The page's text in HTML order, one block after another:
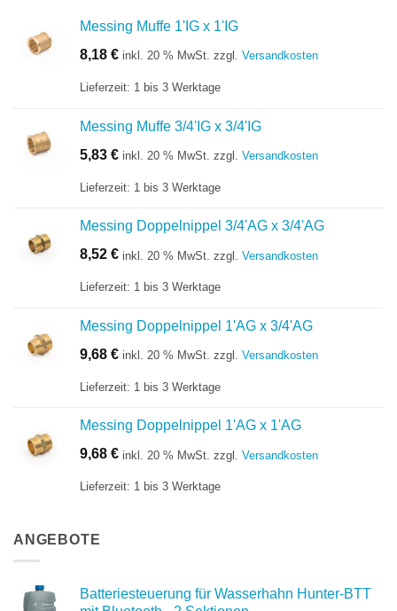
Messing Muffe 1'IG x 1'IG
8,18 € inkl. 20 % MwSt. zzgl. Versandkosten
Lieferzeit: 1 bis 3 Werktage
Messing Muffe 3/4'IG x 3/4'IG
5,83 € inkl. 20 % MwSt. zzgl. Versandkosten
Lieferzeit: 1 bis 3 Werktage
Messing Doppelnippel 3/4'AG x 3/4'AG
8,52 € inkl. 20 % MwSt. zzgl. Versandkosten
Lieferzeit: 1 bis 3 Werktage
Messing Doppelnippel 1'AG x 3/4'AG
9,68 € inkl. 20 % MwSt. zzgl. Versandkosten
Lieferzeit: 1 bis 3 Werktage
Messing Doppelnippel 1'AG x 1'AG
9,68 € inkl. 20 % MwSt. zzgl. Versandkosten
Lieferzeit: 1 bis 3 Werktage
ANGEBOTE
Batteriesteuerung für Wasserhahn Hunter-BTT